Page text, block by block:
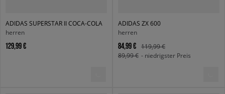
ADIDAS SUPERSTAR II COCA-COLA
herren
129,99 €
ADIDAS ZX 600
herren
84,99 €
119,99 €
89,99 € - niedrigster Preis